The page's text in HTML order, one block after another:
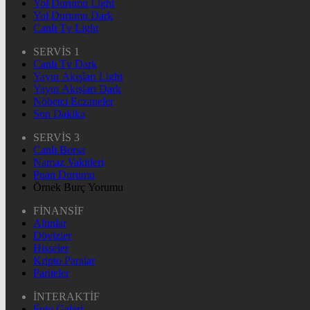
Yol Durumu Light
Yol Durumu Dark
Canlı Tv Light
SERVİS 1
Canlı Tv Dark
Yayın Akışları Light
Yayın Akışları Dark
Nöbetçi Eczaneler
Son Dakika
SERVİS 3
Canlı Borsa
Namaz Vakitleri
Puan Durumu
Örnek Burç Yorumu
FİNANSİF
Altınlar
Dövizler
Hisseler
Kripto Paralar
Pariteler
İNTERAKTİF